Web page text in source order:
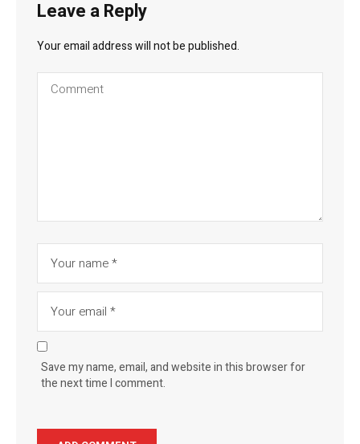
Leave a Reply
Your email address will not be published.
Save my name, email, and website in this browser for
the next time I comment.